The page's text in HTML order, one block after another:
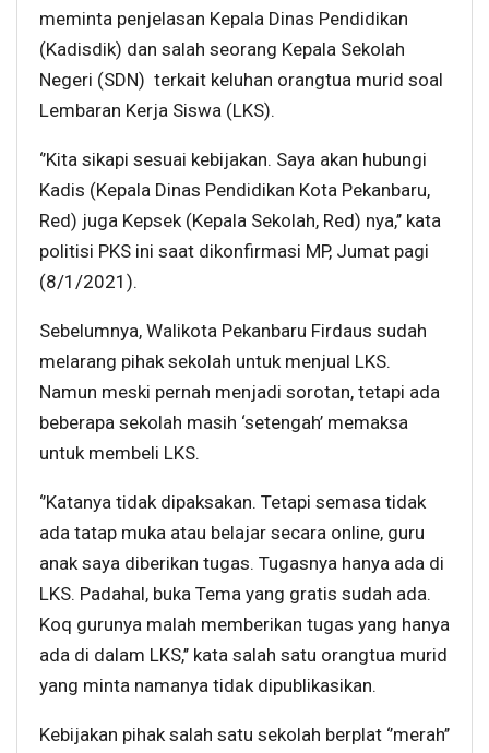
meminta penjelasan Kepala Dinas Pendidikan
(Kadisdik) dan salah seorang Kepala Sekolah
Negeri (SDN) terkait keluhan orangtua murid soal
Lembaran Kerja Siswa (LKS).
‘’Kita sikapi sesuai kebijakan. Saya akan hubungi
Kadis (Kepala Dinas Pendidikan Kota Pekanbaru,
Red) juga Kepsek (Kepala Sekolah, Red) nya,’’ kata
politisi PKS ini saat dikonfirmasi MP, Jumat pagi
(8/1/2021).
Sebelumnya, Walikota Pekanbaru Firdaus sudah
melarang pihak sekolah untuk menjual LKS.
Namun meski pernah menjadi sorotan, tetapi ada
beberapa sekolah masih ‘setengah’ memaksa
untuk membeli LKS.
‘’Katanya tidak dipaksakan. Tetapi semasa tidak
ada tatap muka atau belajar secara online, guru
anak saya diberikan tugas. Tugasnya hanya ada di
LKS. Padahal, buka Tema yang gratis sudah ada.
Koq gurunya malah memberikan tugas yang hanya
ada di dalam LKS,’’ kata salah satu orangtua murid
yang minta namanya tidak dipublikasikan.
Kebijakan pihak salah satu sekolah berplat ‘’merah’’